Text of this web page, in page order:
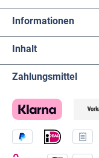
Informationen
Inhalt
Zahlungsmittel